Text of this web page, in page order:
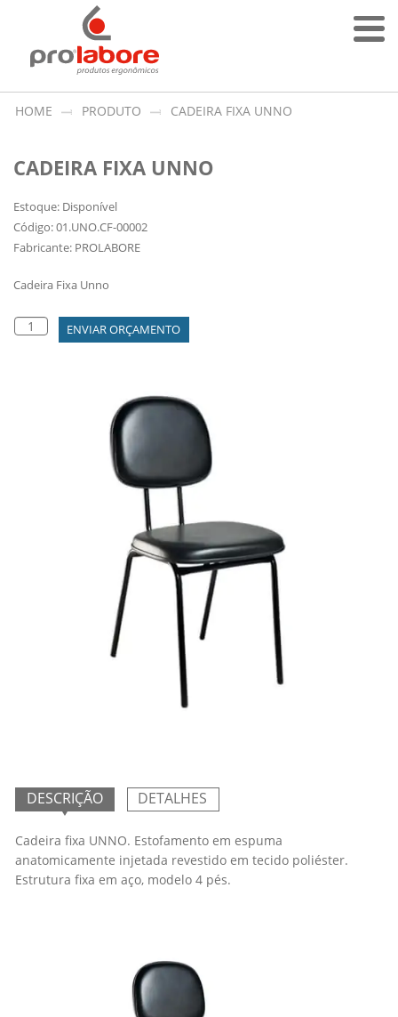
HOME PRODUTO CADEIRA FIXA UNNO
CADEIRA FIXA UNNO
Estoque: Disponível
Código: 01.UNO.CF-00002
Fabricante: PROLABORE
Cadeira Fixa Unno
ENVIAR ORÇAMENTO
DESCRIÇÃO DETALHES
Cadeira fixa UNNO. Estofamento em espuma
anatomicamente injetada revestido em tecido poliéster.
Estrutura fixa em aço, modelo 4 pés.